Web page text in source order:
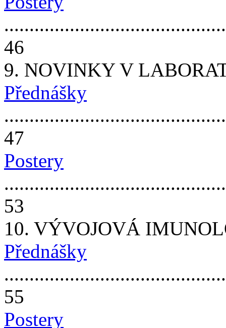
46
9. NOVINKY V
Přednášky
47
Postery
53
10. VÝVOJOVÁ
Přednášky
55
Postery